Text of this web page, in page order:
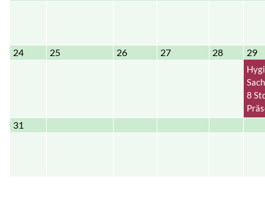
24 25 26 27 28 29
8
31